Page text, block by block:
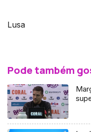
Lusa
Pode também